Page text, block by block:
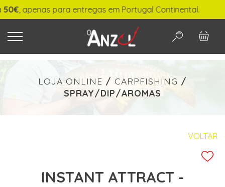
O QUE PROCURA?
-
PESQUISAR
, apenas para entregas em Portugal Continental.
LOJA ONLINE / CARPFISHING /
SPRAY/DIP/AROMAS
VOLTAR
INSTANT ATTRACT -